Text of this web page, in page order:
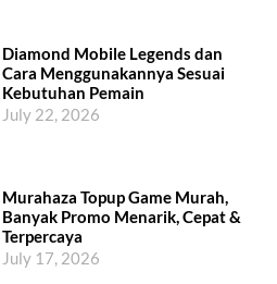
Diamond Mobile Legends dan
Cara Menggunakannya Sesuai
Kebutuhan Pemain
July 22, 2026
Murahaza Topup Game Murah,
Banyak Promo Menarik, Cepat &
Terpercaya
July 17, 2026